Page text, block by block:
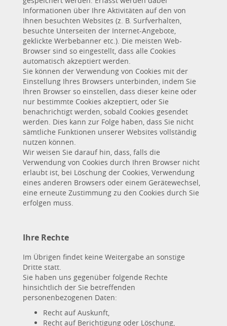
Informationen über Ihre Aktivitäten auf den von
Ihnen besuchten Websites (z. B. Surfverhalten,
besuchte Unterseiten der Internet-Angebote,
geklickte Werbebanner etc.). Die meisten Web-
Browser sind so eingestellt, dass alle Cookies
automatisch akzeptiert werden.
Sie können der Verwendung von Cookies mit der
Einstellung Ihres Browsers unterbinden, indem Sie
Ihren Browser so einstellen, dass dieser keine oder
nur bestimmte Cookies akzeptiert, oder Sie
benachrichtigt werden, sobald Cookies gesendet
werden. Dies kann zur Folge haben, dass Sie nicht
sämtliche Funktionen unserer Websites vollständig
nutzen können.
Wir weisen Sie darauf hin, dass, falls die
Verwendung von Cookies durch Ihren Browser nicht
erlaubt ist, bei Löschung der Cookies, Verwendung
eines anderen Browsers oder einem Gerätewechsel,
eine erneute Zustimmung zu den Cookies durch Sie
erfolgen muss.
Ihre Rechte
Im Übrigen findet keine Weitergabe an sonstige
Dritte statt.
Sie haben uns gegenüber folgende Rechte
hinsichtlich der Sie betreffenden
personenbezogenen Daten:
Recht auf Auskunft,
Recht auf Berichtigung oder Löschung,